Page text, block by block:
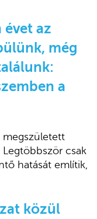
évet az
még
a
megszületett
csak
hatását említik,
közül